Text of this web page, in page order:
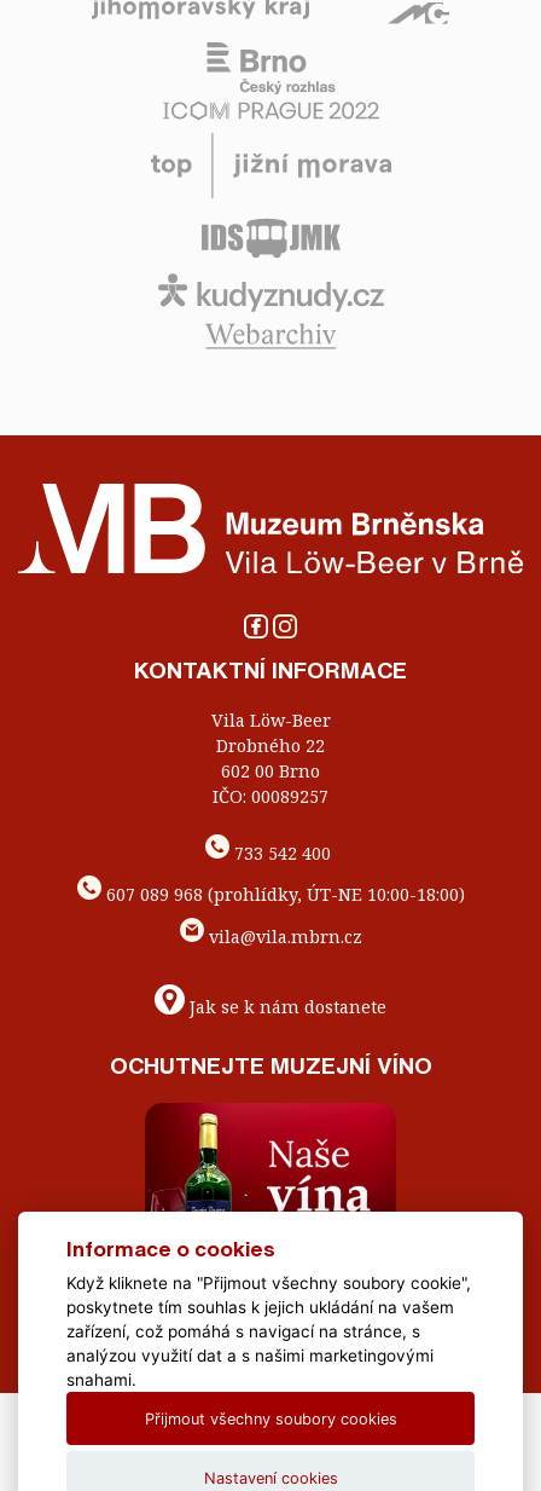
KONTAKTNÍ INFORMACE
Vila Löw-Beer
Drobného 22
602 00 Brno
IČO: 00089257
733 542 400
607 089 968 (prohlídky, ÚT-NE 10:00-18:00)
vila@vila.mbrn.cz
Jak se k nám dostanete
OCHUTNEJTE MUZEJNÍ VÍNO
All Rights Reserved Muzeum Brněnska © 2020, Webdesign by
Informace o cookies
Když kliknete na "Přijmout všechny soubory cookie",
poskytnete tím souhlas k jejich ukládání na vašem
zařízení, což pomáhá s navigací na stránce, s
analýzou využití dat a s našimi marketingovými
snahami.
Přijmout všechny soubory cookies
Nastavení cookies